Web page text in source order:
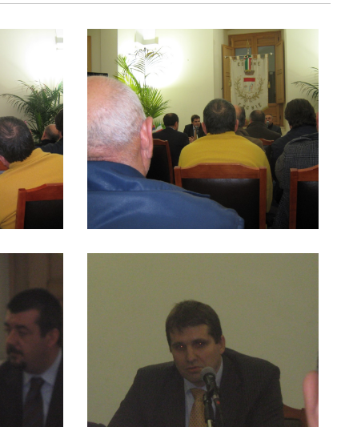
Visita ambasciatore di Serbia